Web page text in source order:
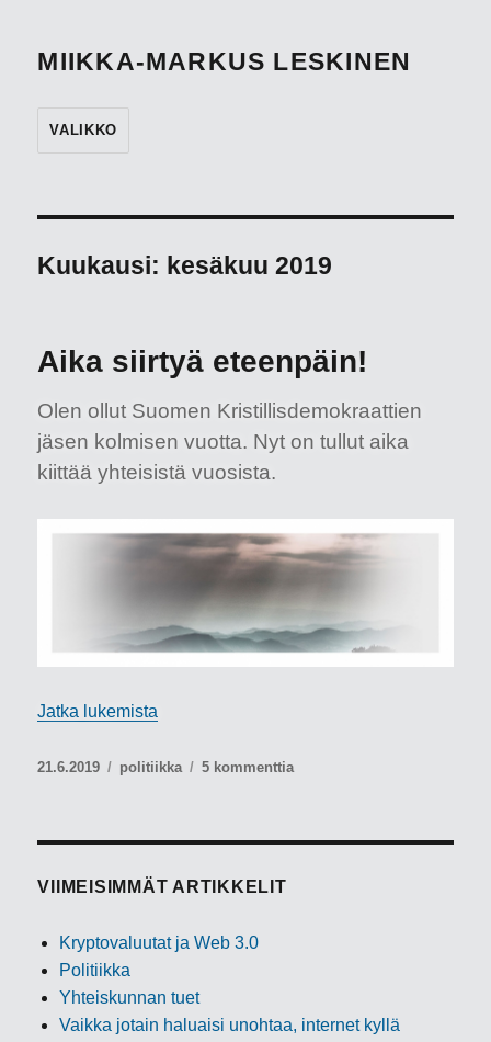
MIIKKA-MARKUS LESKINEN
VALIKKO
Kuukausi: kesäkuu 2019
Aika siirtyä eteenpäin!
Olen ollut Suomen Kristillisdemokraattien
jäsen kolmisen vuotta. Nyt on tullut aika
kiittää yhteisistä vuosista.
Jatka lukemista
Julkaistu
21.6.2019 Kategoriat
politiikka 5 kommenttiaartikkeliin
VIIMEISIMMÄT ARTIKKELIT
Kryptovaluutat ja Web 3.0
Politiikka
Yhteiskunnan tuet
Vaikka jotain haluaisi unohtaa, internet kyllä